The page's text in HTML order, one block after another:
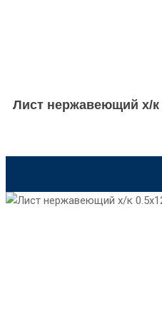
Лист нержавеющий х/к